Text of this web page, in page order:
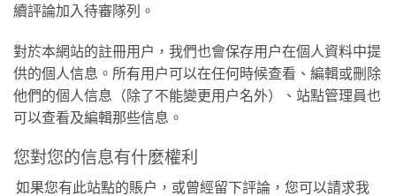
續評論加入待審隊列。
對於本網站的註冊用户，我們也會保存用户在個人資料中提
供的個人信息。所有用户可以在任何時候查看、編輯或刪除
他們的個人信息（除了不能變更用户名外）、站點管理員也
可以查看及編輯那些信息。
您對您的信息有什麼權利
如果您有此站點的賬户，或曾經留下評論，您可以請求我